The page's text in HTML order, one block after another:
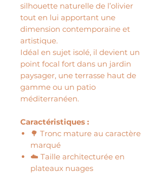
silhouette naturelle de l’olivier
tout en lui apportant une
dimension contemporaine et
artistique.
Idéal en sujet isolé, il devient un
point focal fort dans un jardin
paysager, une terrasse haut de
gamme ou un patio
méditerranéen.
Caractéristiques :
🌳 Tronc mature au caractère
marqué
☁️ Taille architecturée en
plateaux nuages